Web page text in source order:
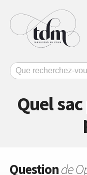
Quel
Questionde